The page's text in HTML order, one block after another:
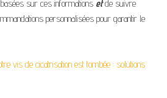
sur ces informations etde suivre
personnalisées pour garantir le
vis de cicatrisation est tombée : solutions